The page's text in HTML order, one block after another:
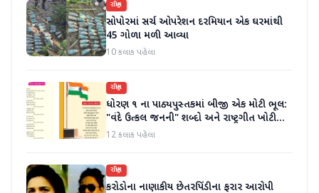
રાષ્ટ્રીય
સોપોરમાં સર્ચ ઓપરેશન દરમિયાન એક ઘરમાંથી
45 ગોળા મળી આવ્યા
10 કલાક પહેલા
રાષ્ટ્રીય
ધોરણ ૧ ના પાઠ્યપુસ્તકમાં બીજી એક મોટી ભૂલ:
"વંદે ઉત્કલ જનની" શબ્દો અને રાષ્ટ્રગીત ખોટી
રીતે છાપવામાં આવ્યા
12 કલાક પહેલા
રાષ્ટ્રીય
કરોડોના નાણાકીય છેતરપિંડીના ફરાર આરોપી